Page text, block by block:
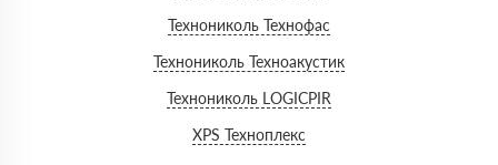
Технониколь Технофас
Технониколь Техноакустик
Технониколь LOGICPIR
XPS Техноплекс